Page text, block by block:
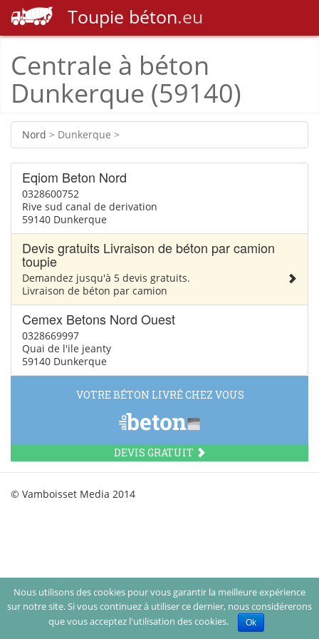
Toupie béton.eu
Centrale à béton
Dunkerque (59140)
Nord > Dunkerque >
Eqiom Beton Nord
0328600752
Rive sud canal de derivation
59140 Dunkerque
Devis gratuits Livraison de béton par camion
toupie
Demandez jusqu'à 5 devis gratuits.
Livraison de béton par camion
Cemex Betons Nord Ouest
0328669997
Quai de l'ile jeanty
59140 Dunkerque
VOTRE BÉTON LIVRÉ CHEZ VOUS
DEVIS GRATUIT
Nous utilisons des cookies pour vous garantir la meilleure expérience
sur notre site. Si vous continuez à utiliser ce dernier, nous considérerons
que vous acceptez l'utilisation des cookies.
Ok
© Vamboisset Media 2014